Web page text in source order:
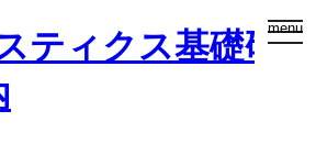
menu